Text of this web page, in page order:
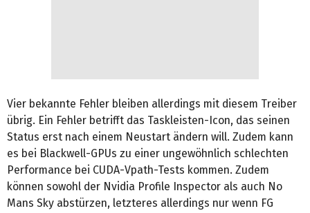
Vier bekannte Fehler bleiben allerdings mit diesem Treiber
übrig. Ein Fehler betrifft das Taskleisten-Icon, das seinen
Status erst nach einem Neustart ändern will. Zudem kann
es bei Blackwell-GPUs zu einer ungewöhnlich schlechten
Performance bei CUDA-Vpath-Tests kommen. Zudem
können sowohl der Nvidia Profile Inspector als auch No
Mans Sky abstürzen, letzteres allerdings nur wenn FG